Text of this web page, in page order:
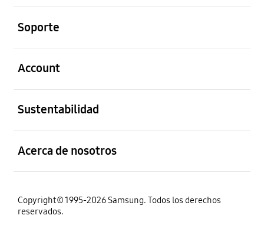
Soporte
Account
Sustentabilidad
Acerca de nosotros
Copyright© 1995-2026 Samsung. Todos los derechos
reservados.